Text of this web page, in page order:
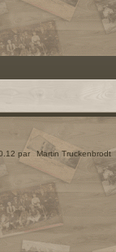
par Martin Truckenbrodt